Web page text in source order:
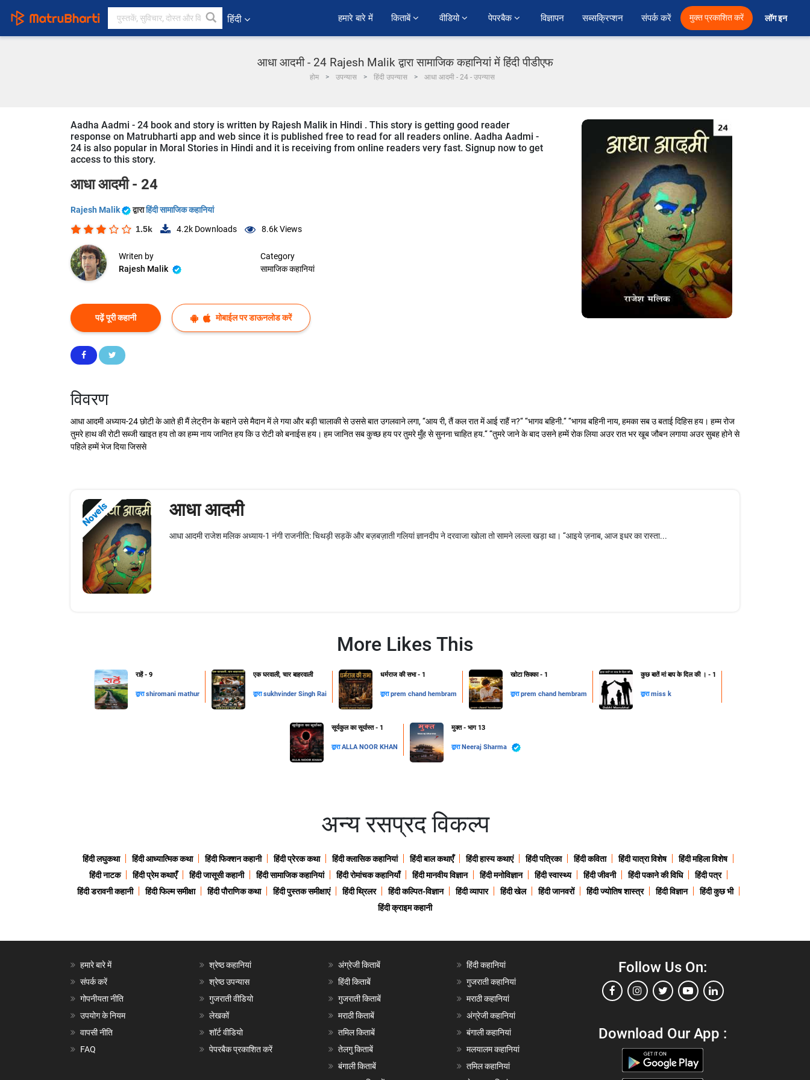
हिंदी हमारे बारे में किताबें वीडियो पेपरबैक विज्ञापन सब्सक्रिप्शन संपर्क करें मुक्त प्रकाशित करें लॉग इन
आधा आदमी - 24 Rajesh Malik द्वारा सामाजिक कहानियां में हिंदी पीडीएफ
होम उपन्यास हिंदी उपन्यास आधा आदमी - 24 - उपन्यास
Aadha Aadmi - 24 book and story is written by Rajesh Malik in Hindi . This story is getting good reader
response on Matrubharti app and web since it is published free to read for all readers online. Aadha Aadmi -
24 is also popular in Moral Stories in Hindi and it is receiving from online readers very fast. Signup now to get
access to this story.
आधा आदमी - 24
Rajesh Malik द्वाराहिंदी सामाजिक कहानियां
1.5k 4.2k Downloads 8.6kViews
Writen by
Rajesh Malik
Category
सामाजिक कहानियां
पढ़ें पूरी कहानी मोबाईल पर डाऊनलोड करें
विवरण
आधा आदमी अध्‍याय-24 छोटी के आते ही मैं लेट्रीन के बहाने उसे मैदान में ले गया और बड़ी चालाकी से उससे बात उगलवाने लगा, ‘‘आय री, तैं कल रात में आई राहैं न?‘‘ ‘‘भागव बहिनी.‘‘ ‘‘भागव बहिनी नाय, हमका सब उ बताई दिहिस हय। हम्म रोज
तुमरे हाथ की रोटी सब्जी खाइत हय तो का हम्म नाय जानित हय कि उ रोटी को बनाईस हय। हम जानित सब कुच्छ हय पर तुमरे मुँह से सुनना चाहित हय.‘‘ ‘‘तुमरे जाने के बाद उसने हम्में रोक लिया अउर रात भर खूब जौबन लगाया अउर सुबह होने से
पहिले हम्में भेज दिया जिससे
Novels आधा आदमी
आधा आदमी राजेश मलिक अध्‍याय-1 नंगी राजनीति: चिथड़ी सड़कें और बज़बज़ाती गलियां ज्ञानदीप ने दरवाजा खोला तो सामने लल्ला खड़ा था। ‘‘आइये ज़नाब, आज इधर का रास्ता...
More Likes This
राहें - 9
द्वाराshiromani mathur
एक घरवाली, चार बाहरवाली
द्वाराsukhvinder Singh Rai
धर्मराज की सभा - 1
द्वाराprem chand hembram
खोटा सिक्का - 1
द्वाराprem chand hembram
कुछ बातें मां बाप के दिल की । - 1
द्वाराmiss k
सूर्यकुल का सूर्यास्त - 1
द्वाराALLA NOOR KHAN
मुक्त - भाग 13
द्वारा Neeraj Sharma
अन्य रसप्रद विकल्प
हिंदी लघुकथा हिंदी आध्यात्मिक कथा हिंदी फिक्शन कहानी हिंदी प्रेरक कथा हिंदी क्लासिक कहानियां हिंदी बाल कथाएँ हिंदी हास्य कथाएं हिंदी पत्रिका हिंदी कविता हिंदी यात्रा विशेष
हिंदी महिला विशेष
हिंदी नाटक
हिंदी प्रेम कथाएँ हिंदी जासूसी कहानी हिंदी सामाजिक कहानियां हिंदी रोमांचक कहानियाँ हिंदी मानवीय विज्ञान हिंदी मनोविज्ञान हिंदी स्वास्थ्य हिंदी जीवनी हिंदी पकाने की विधि
हिंदी पत्र
हिंदी डरावनी कहानी
हिंदी फिल्म समीक्षा हिंदी पौराणिक कथा हिंदी पुस्तक समीक्षाएं हिंदी थ्रिलर हिंदी कल्पित-विज्ञान हिंदी व्यापार हिंदी खेल हिंदी जानवरों हिंदी ज्योतिष शास्त्र हिंदी विज्ञान
हिंदी कुछ भी
हिंदी क्राइम कहानी
हमारे बारे में
संपर्क करें
गोपनीयता नीति
उपयोग के नियम
वापसी नीति
FAQ
श्रेष्ठ कहानियां
श्रेष्ठ उपन्यास
गुजराती वीडियो
लेखकों
शॉर्ट वीडियो
पेपरबैक प्रकाशित करें
अंग्रेजी किताबें
हिंदी किताबें
गुजराती किताबें
मराठी किताबें
तमिल किताबें
तेलगु किताबें
बंगाली किताबें
हिंदी कहानियां
गुजराती कहानियां
मराठी कहानियां
अंग्रेजी कहानियां
बंगाली कहानियां
मलयालम कहानियां
तमिल कहानियां
Follow Us On:
Download Our App :